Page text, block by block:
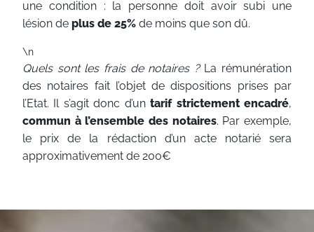
une condition : la personne doit avoir subi une
lésion de plus de 25% de moins que son dû.
\n
Quels sont les frais de notaires ?La rémunération
des notaires fait l’objet de dispositions prises par
l’Etat. Il s’agit donc d’untarif strictement encadré,
commun à l’ensemble des notaires. Par exemple,
le prix de la rédaction d’un acte notarié sera
approximativement de 200€